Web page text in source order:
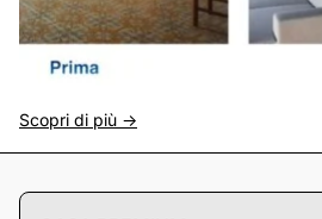
Scopri di più ->